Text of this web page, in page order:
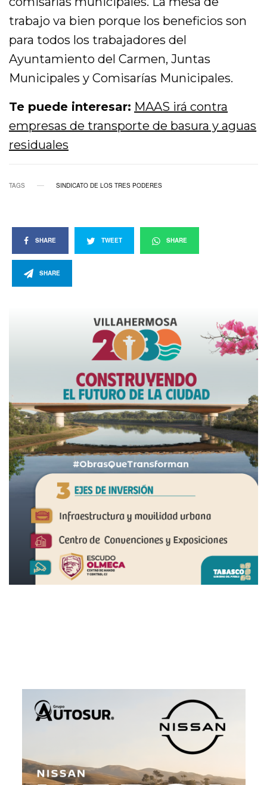
trabajo va bien porque los beneficios son
para todos los trabajadores del
Ayuntamiento del Carmen, Juntas
Municipales y Comisarías Municipales.
Te puede interesar: MAAS irá contra
empresas de transporte de basura y aguas
residuales
TAGS SINDICATO DE LOS TRES PODERES
SHARE TWEET SHARE
SHARE